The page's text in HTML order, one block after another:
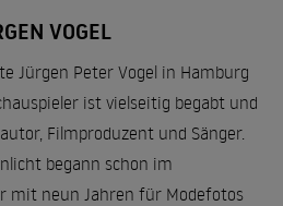
VOGEL
Jürgen Peter Vogel in Hamburg
ist vielseitig begabt und
Filmproduzent und Sänger.
begann schon im
mit neun Jahren für Modefotos